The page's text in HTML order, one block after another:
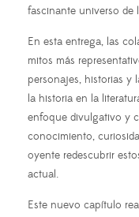
fascinante universo de
En esta entrega, las
mitos más
personajes, historias y
la historia en la
enfoque divulgativo y
conocimiento,
oyente redescubrir
actual.
Este nuevo capítulo